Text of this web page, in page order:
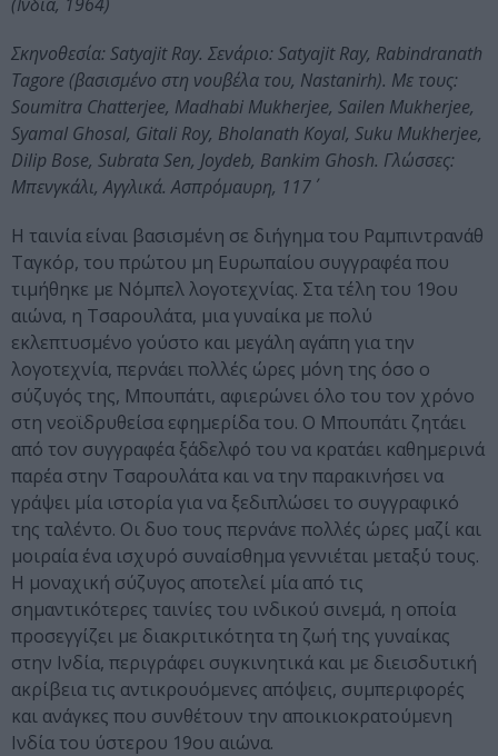
Σκηνοθεσία: Satyajit Ray. Σενάριο: Satyajit Ray, Rabindranath
Tagore (βασισμένο στη νουβέλα του, Nastanirh). Με τους:
Soumitra Chatterjee, Madhabi Mukherjee, Sailen Mukherjee,
Syamal Ghosal, Gitali Roy, Bholanath Koyal, Suku Mukherjee,
Dilip Bose, Subrata Sen, Joydeb, Bankim Ghosh. Γλώσσες:
Μπενγκάλι, Αγγλικά. Ασπρόμαυρη, 117΄
Η ταινία είναι βασισμένη σε διήγημα του Ραμπιντρανάθ
Ταγκόρ, του πρώτου μη Ευρωπαίου συγγραφέα που
τιμήθηκε με Νόμπελ λογοτεχνίας. Στα τέλη του 19ου
αιώνα, η Τσαρουλάτα, μια γυναίκα με πολύ
εκλεπτυσμένο γούστο και μεγάλη αγάπη για την
λογοτεχνία, περνάει πολλές ώρες μόνη της όσο ο
σύζυγός της, Μπουπάτι, αφιερώνει όλο του τον χρόνο
στη νεοϊδρυθείσα εφημερίδα του. Ο Μπουπάτι ζητάει
από τον συγγραφέα ξάδελφό του να κρατάει καθημερινά
παρέα στην Τσαρουλάτα και να την παρακινήσει να
γράψει μία ιστορία για να ξεδιπλώσει το συγγραφικό
της ταλέντο. Οι δυο τους περνάνε πολλές ώρες μαζί και
μοιραία ένα ισχυρό συναίσθημα γεννιέται μεταξύ τους.
Η μοναχική σύζυγος αποτελεί μία από τις
σημαντικότερες ταινίες του ινδικού σινεμά, η οποία
προσεγγίζει με διακριτικότητα τη ζωή της γυναίκας
στην Ινδία, περιγράφει συγκινητικά και με διεισδυτική
ακρίβεια τις αντικρουόμενες απόψεις, συμπεριφορές
και ανάγκες που συνθέτουν την αποικιοκρατούμενη
Ινδία του ύστερου 19ου αιώνα.